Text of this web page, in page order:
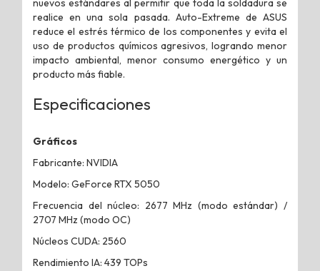
nuevos estándares al permitir que toda la soldadura se
realice en una sola pasada. Auto-Extreme de ASUS
reduce el estrés térmico de los componentes y evita el
uso de productos químicos agresivos, logrando menor
impacto ambiental, menor consumo energético y un
producto más fiable.
Especificaciones
Gráficos
Fabricante: NVIDIA
Modelo: GeForce RTX 5050
Frecuencia del núcleo: 2677 MHz (modo estándar) /
2707 MHz (modo OC)
Núcleos CUDA: 2560
Rendimiento IA: 439 TOPs